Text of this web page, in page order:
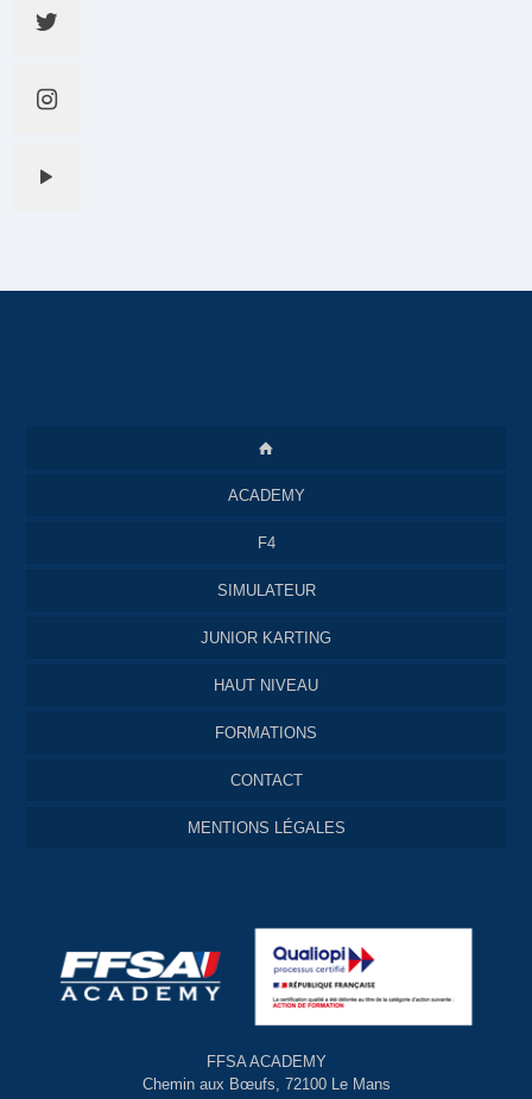
ACADEMY
F4
SIMULATEUR
JUNIOR KARTING
HAUT NIVEAU
FORMATIONS
CONTACT
MENTIONS LÉGALES
FFSA ACADEMY
Chemin aux Bœufs, 72100 Le Mans